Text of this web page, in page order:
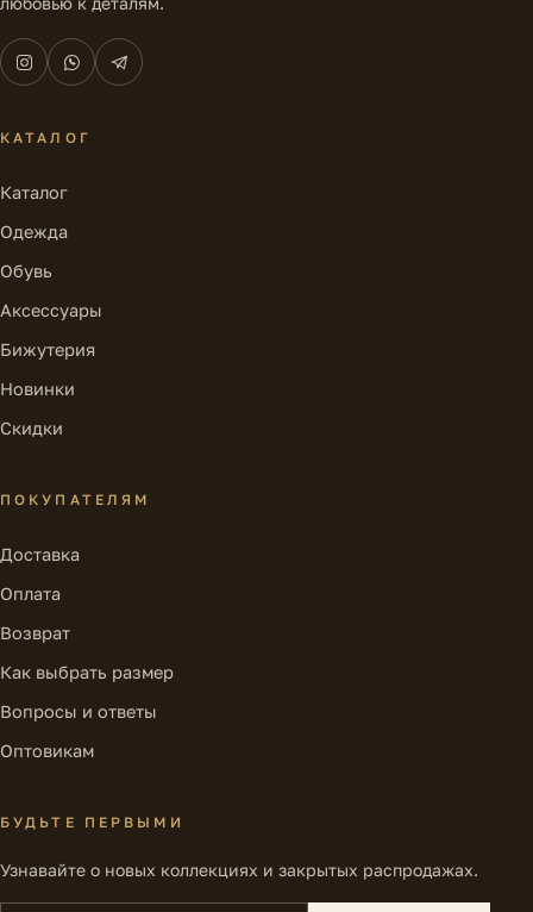
КАТАЛОГ
Каталог
Одежда
Обувь
Аксессуары
Бижутерия
Новинки
Скидки
ПОКУПАТЕЛЯМ
Доставка
Оплата
Возврат
Как выбрать размер
Вопросы и ответы
Оптовикам
БУДЬТЕ ПЕРВЫМИ
Узнавайте о новых коллекциях и закрытых распродажах.